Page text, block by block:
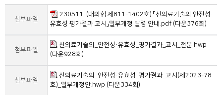
첨부파일
230511_(대의협 제811-1402호) 「신의료기술의 안전성·
유효성 평가결과 고시」일부개정 발령 안내.pdf (다운376회)
첨부파일
신의료기술의_안전성·유효성_평가결과_고시_전문.hwp
(다운928회)
첨부파일
신의료기술의_안전성·유효성_평가결과_고시(제2023-78
호)_일부개정안.hwp (다운334회)